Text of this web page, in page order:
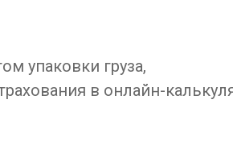
упаковки груза,
в онлайн-